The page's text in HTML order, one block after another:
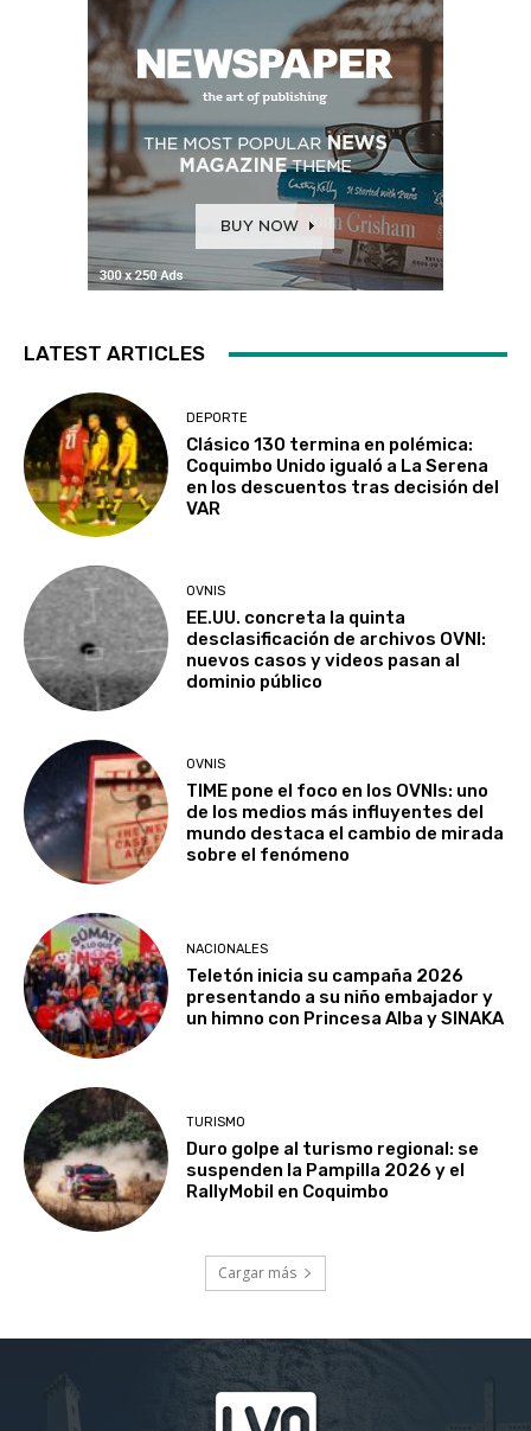
LATEST ARTICLES
DEPORTE
Clásico 130 termina en polémica:
Coquimbo Unido igualó a La Serena
en los descuentos tras decisión del
VAR
OVNIS
EE.UU. concreta la quinta
desclasificación de archivos OVNI:
nuevos casos y videos pasan al
dominio público
OVNIS
TIME pone el foco en los OVNIs: uno
de los medios más influyentes del
mundo destaca el cambio de mirada
sobre el fenómeno
NACIONALES
Teletón inicia su campaña 2026
presentando a su niño embajador y
un himno con Princesa Alba y SINAKA
TURISMO
Duro golpe al turismo regional: se
suspenden la Pampilla 2026 y el
RallyMobil en Coquimbo
Cargar más